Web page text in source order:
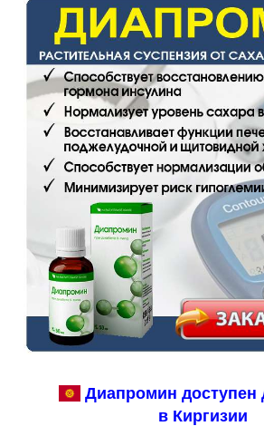
Диапромин доступен
в Киргизии